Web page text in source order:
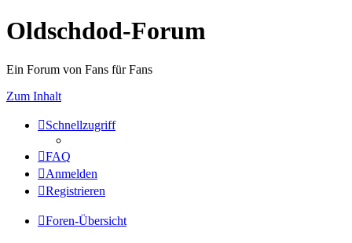
Oldschdod-Forum
Ein Forum von Fans für Fans
Zum Inhalt
Schnellzugriff
FAQ
Anmelden
Registrieren
Foren-Übersicht